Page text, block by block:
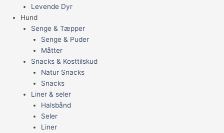
Levende Dyr
Hund
Senge & Tæpper
Senge & Puder
Måtter
Snacks & Kosttilskud
Natur Snacks
Snacks
Liner & seler
Halsbånd
Seler
Liner